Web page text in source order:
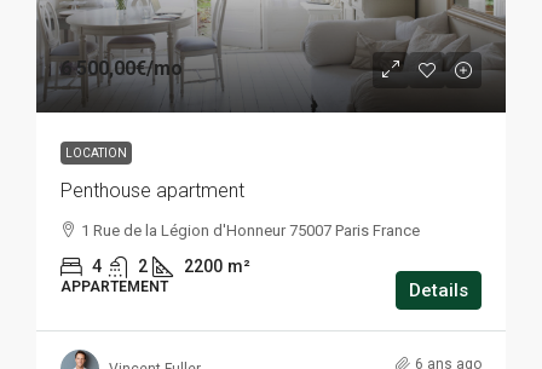
6 500,00€/mo
LOCATION
Penthouse apartment
1 Rue de la Légion d'Honneur 75007 Paris France
4 2 2200 m²
APPARTEMENT Details
6 ans ago